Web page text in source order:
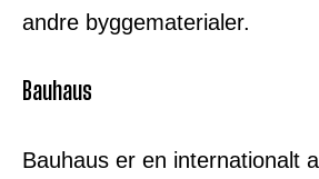
andre byggematerialer.
Bauhaus
Bauhaus er en internationalt